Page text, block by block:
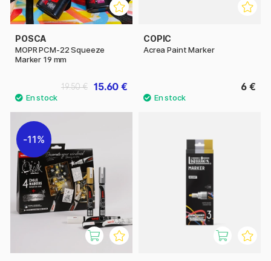
POSCA
MOPR PCM-22 Squeeze
Marker 19 mm
15.60 €
19.50 €
COPIC
Acrea Paint Marker
6 €
11%